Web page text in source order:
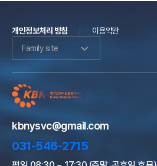
개인정보처리 방침
이용약관
Family site
kbnysvc@gmail.com
031-546-2715